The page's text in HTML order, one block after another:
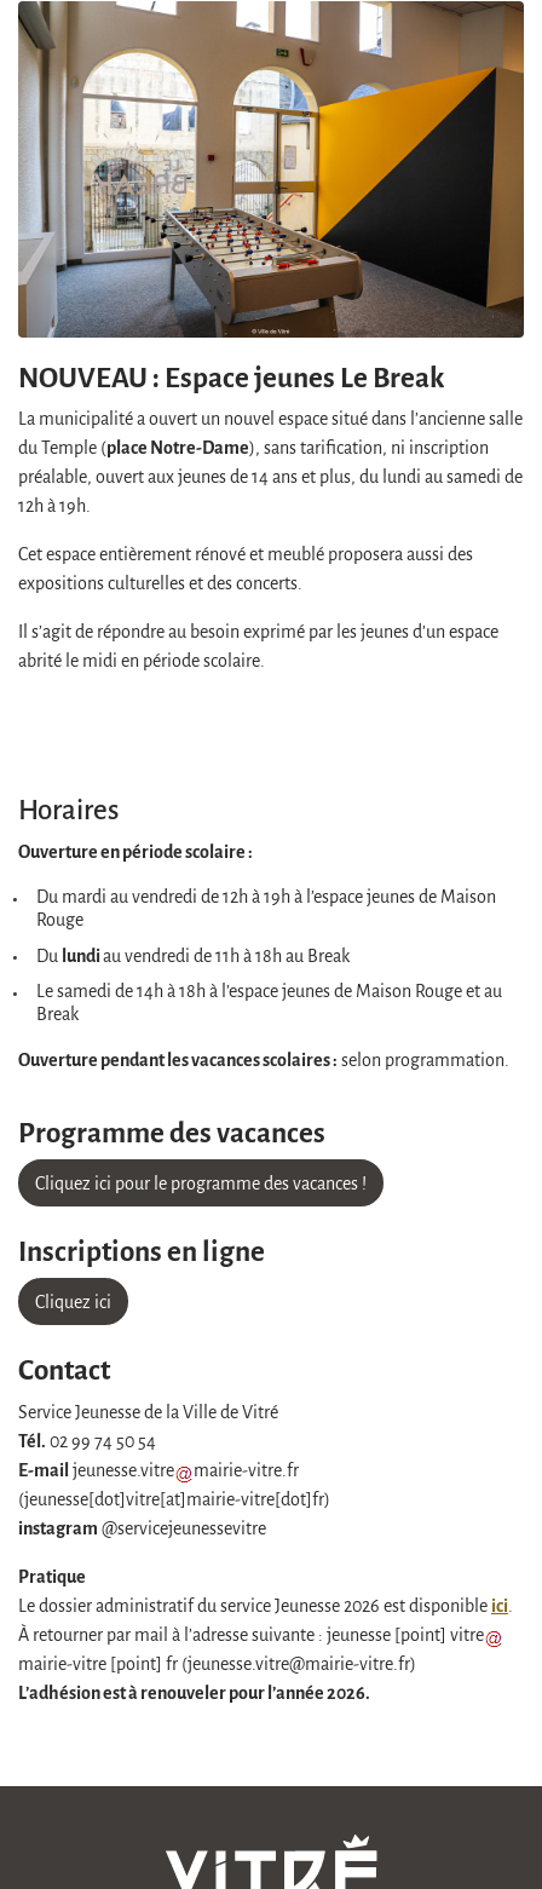
NOUVEAU : Espace jeunes Le Break
La municipalité a ouvert un nouvel espace situé dans l’ancienne salle
du Temple (place Notre-Dame), sans tarification, ni inscription
préalable, ouvert aux jeunes de 14 ans et plus, du lundi au samedi de
12h à 19h.
Cet espace entièrement rénové et meublé proposera aussi des
expositions culturelles et des concerts.
Il s’agit de répondre au besoin exprimé par les jeunes d’un espace
abrité le midi en période scolaire.
Horaires
Ouverture en période scolaire :
Du mardi au vendredi de 12h à 19h à l’espace jeunes de Maison
Rouge
Du lundiau vendredi de 11h à 18h au Break
Le samedi de 14h à 18h à l’espace jeunes de Maison Rouge et au
Break
Ouverture pendant les vacances scolaires : selon programmation.
Programme des vacances
Cliquez ici pour le programme des vacances !
Inscriptions en ligne
Cliquez ici
Contact
Service Jeunesse de la Ville de Vitré
Tél. 02 99 74 50 54
E-mailjeunesse.vitre mairie-vitre.fr
(jeunesse[dot]vitre[at]mairie-vitre[dot]fr)
instagram @servicejeunessevitre
Pratique
Le dossier administratif du service Jeunesse 2026 est disponible ici.
À retourner par mail à l’adresse suivante : jeunesse [point] vitre
mairie-vitre [point] fr (jeunesse.vitre@mairie-vitre.fr)
L’adhésion est à renouveler pour l’année 2026.